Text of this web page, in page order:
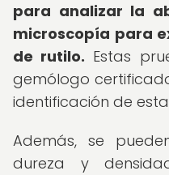
para analizar la
microscopía para
de rutilo. Estas
gemólogo
identificación de
Además, se
dureza y